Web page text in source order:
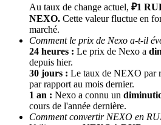
BTC Welcome Rewards
Au taux de change actuel, ₽1
NEXO. Cette valeur fluctue en
marché.
Comment le prix de Nexo a-t-il
24 heures : Le prix de Nexo a
depuis hier.
30 jours : Le taux de NEXO par
par rapport au mois dernier.
1 an : Nexo a connu un
cours de l'année dernière.
Comment convertir NEXO en